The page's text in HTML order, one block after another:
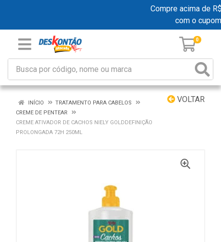
Compre acima de
com o cupom
0
VOLTAR
INÍCIO
TRATAMENTO PARA CABELOS
CREME DE PENTEAR
CREME ATIVADOR DE CACHOS NIELY GOLDDEFINIÇÃO
PROLONGADA 72H 250ML